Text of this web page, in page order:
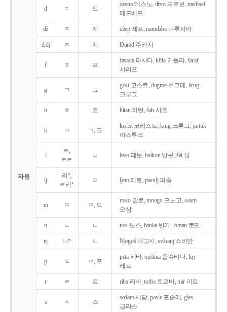
자음
d ㄷ 드
desno 데스노, drvo 드르보, medved
메드베드
dž ㅈ 지 džep 제프, narudžba 나루지바
đ,dj ㅈ 지 Ðurađ 주라지
f ㅍ 프
fasada 파사다, kifla 키플라, šaraf
샤라프
g ㄱ 그
gost 고스트, dugme 두그메, krug
크루그
h ㅎ 흐 hitan 히탄, šah 샤흐
k ㅋ ㄱ, 크
korist 코리스트, krug 크루그, jastuk
야스투크
l
ㄹ,
ㄹㄹ
ㄹ levo 레보, balkon 발콘, šal 샬
lj
리*,
ㄹ리*
ㄹ ljeto 레토, pasulj 파술
m ㅁ ㅁ, 므
malo 말로, mnogo 므노고, osam
오삼
n ㄴ ㄴ nos 노스, banka 반카, loman 로만
nj 니* ㄴ Njegoš 녜고시, svibanj 스비반
p ㅍ ㅂ, 프
peta 페타, opština 옵슈티나, lep
레프
r ㄹ 르 riba 리바, torba 토르바, mir 미르
s ㅅ 스
sedam 세담, posle 포슬레, glas
글라스